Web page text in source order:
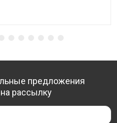
предложения
рассылку